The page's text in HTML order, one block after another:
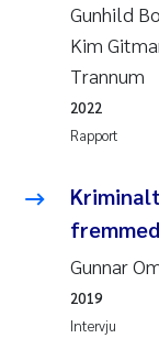
Bjørnar
Odd
Ana
Espen
Gunhild
Kim
Trannum
Rapport
2022
Gunnar
Intervju
2019